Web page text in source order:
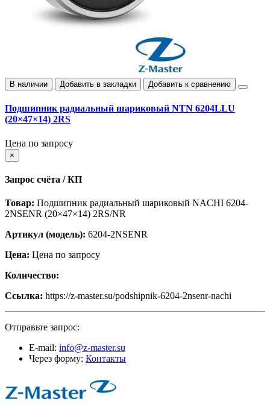
В наличии Добавить в закладки Добавить к сравнению
Подшипник радиальный шариковый NTN 6204LLU
(20×47×14) 2RS
Цена по запросу
×
Запрос счёта / КП
Товар: Подшипник радиальный шариковый NACHI 6204-
2NSENR (20×47×14) 2RS/NR
Артикул (модель): 6204-2NSENR
Цена: Цена по запросу
Количество:
Ссылка: https://z-master.su/podshipnik-6204-2nsenr-nachi
Отправьте запрос:
E-mail: info@z-master.su
Через форму: Контакты